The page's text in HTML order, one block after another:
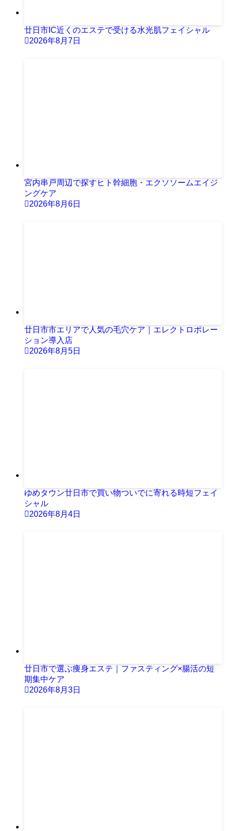
廿日市IC近くのエステで受ける水光肌フェイシャル
2026年8月7日
宮内串戸周辺で探すヒト幹細胞・エクソソームエイジ
ングケア
2026年8月6日
廿日市市エリアで人気の毛穴ケア｜エレクトロポレー
ション導入店
2026年8月5日
ゆめタウン廿日市で買い物ついでに寄れる時短フェイ
シャル
2026年8月4日
廿日市で選ぶ痩身エステ｜ファスティング×腸活の短
期集中ケア
2026年8月3日